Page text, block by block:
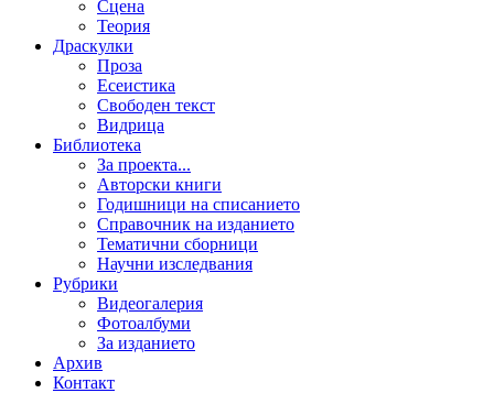
Сцена
Теория
Драскулки
Проза
Есеистика
Свободен текст
Видрица
Библиотека
За проекта...
Авторски книги
Годишници на списанието
Справочник на изданието
Тематични сборници
Научни изследвания
Рубрики
Видеогалерия
Фотоалбуми
За изданието
Архив
Контакт